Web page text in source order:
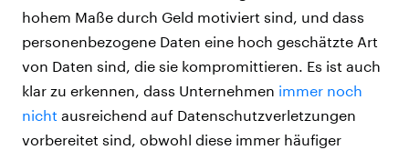
hohem Maße durch Geld motiviert sind, und dass
personenbezogene Daten eine hoch geschätzte Art
von Daten sind, die sie kompromittieren. Es ist auch
klar zu erkennen, dass Unternehmen immer noch
nicht ausreichend auf Datenschutzverletzungen
vorbereitet sind, obwohl diese immer häufiger